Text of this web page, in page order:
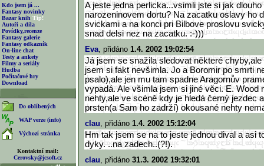
Kdo jsem já ...
Fantasy novinky
Bazar knih Tip!
Autoři a díla
Povídky,recenze
Fantasy galerie
Fantasy odkazník
On-line chat
Testy a ankety
Filmy a seriály
Hudba
Počítačové hry
Download
Do oblíbených
WAP verze (info)
Výchozí stránka
Kontaktní mail:
Cerovsky@jcsoft.cz
A jeste jedna perlicka...vsimli jste si jak
narozeninovem dortu? Na zacatku oslavy ho
svickami a na konci pri Bilbove proslovu
snad delsi nez na zacatku. :-)))
Eva, přidáno 1.4. 2002 19:02:54
Já jsem se snažila sledovat některé
jsem si fakt nevšimla. Jo a Boromir po smrti
psalo),ale jen mu tam spadne Aragornův
vypadá. Ale všimla jsem si jiné věci. E. Wood
nehty,ale ve scéně kdy je hledá černý jezdec
prsten(a Sam ho zadrží) okousané nehty
clau, přidáno 1.4. 2002 15:12:04
Hm tak jsem se na to jeste jednou dival a asi
dyky. ..na zadech..(?!).
clau, přidáno 31.3. 2002 19:32:01